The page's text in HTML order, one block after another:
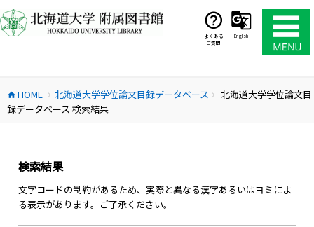
ン
テ
ス
キ
よくある
ご質問
English
home HOME chevron_right 北海道大学学位論文目録データベース chevron_right
北海道大学学位論文目
録データベース 検索結果
検索結果
文字コードの制約があるため、実際と異なる漢字あるいはヨミによ
る表示があります。ご了承ください。